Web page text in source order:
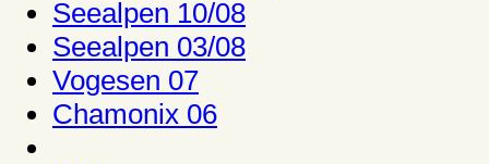
Seealpen 10/08
Seealpen 03/08
Vogesen 07
Chamonix 06